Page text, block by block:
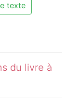
texte
du livre à